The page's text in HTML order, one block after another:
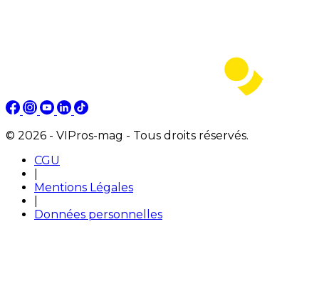
© 2026 - VIPros-mag - Tous droits réservés.
CGU
Mentions Légales
Données personnelles